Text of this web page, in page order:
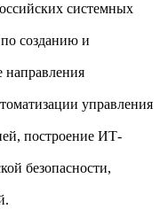
системных
созданию и
управления
построение ИТ-
безопасности,